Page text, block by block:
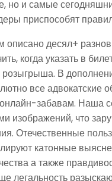
но и самые
приспособят
десял+
когда указать в
розыгрыша. В
все адвокатские
забавам. Наша
что
Отечественные
катонные
а также
легальность